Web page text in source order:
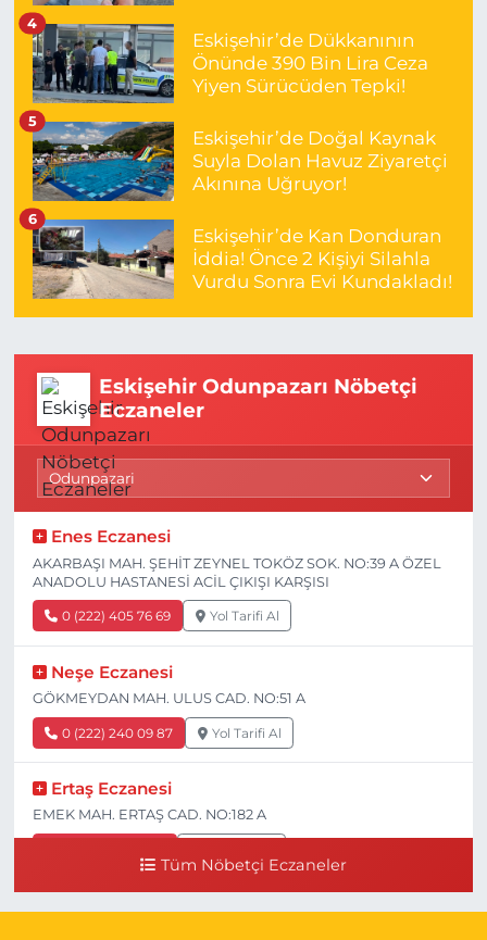
Eskişehir’de Dükkanının
Önünde 390 Bin Lira Ceza
Yiyen Sürücüden Tepki!
4
Eskişehir’de Doğal Kaynak
Suyla Dolan Havuz Ziyaretçi
Akınına Uğruyor!
5
Eskişehir’de Kan Donduran
İddia! Önce 2 Kişiyi Silahla
Vurdu Sonra Evi Kundakladı!
6
Eskişehir Odunpazarı Nöbetçi
Eczaneler
Enes Eczanesi
AKARBAŞI MAH. ŞEHİT ZEYNEL TOKÖZ SOK. NO:39 A ÖZEL
ANADOLU HASTANESİ ACİL ÇIKIŞI KARŞISI
0 (222) 405 76 69 Yol Tarifi Al
Neşe Eczanesi
GÖKMEYDAN MAH. ULUS CAD. NO:51 A
0 (222) 240 09 87 Yol Tarifi Al
Ertaş Eczanesi
EMEK MAH. ERTAŞ CAD. NO:182 A
Tüm Nöbetçi Eczaneler